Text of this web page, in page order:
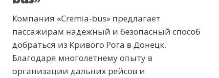
Компания «Cremia-bus» предлагает
пассажирам надежный и безопасный способ
добраться из Кривого Рога в Донецк.
Благодаря многолетнему опыту в
организации дальних рейсов и